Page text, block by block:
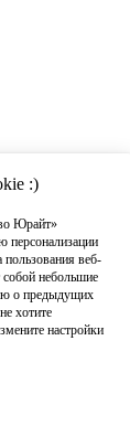
:)
Юрайт»
персонализации
веб-
небольшие
о предыдущих
хотите
настройки